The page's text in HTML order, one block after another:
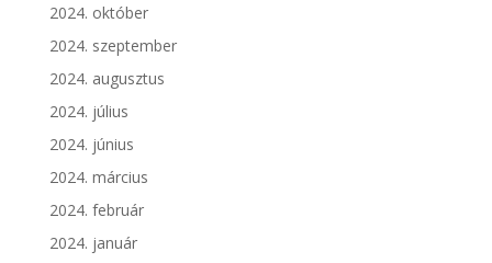
2024. október
2024. szeptember
2024. augusztus
2024. július
2024. június
2024. március
2024. február
2024. január